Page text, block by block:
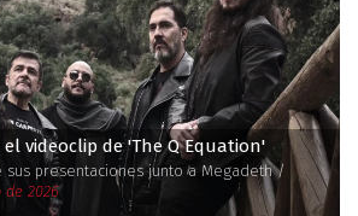
videoclip de 'The Q Equation'
sus presentaciones junto a Megadeth /
de 2026